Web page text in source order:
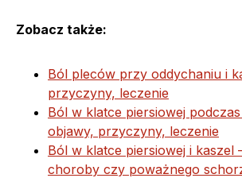
Zobacz także:
Ból pleców przy oddychaniu i
przyczyny, leczenie
Ból w klatce piersiowej
objawy, przyczyny, leczenie
Ból w klatce piersiowej i kaszel
choroby czy poważnego